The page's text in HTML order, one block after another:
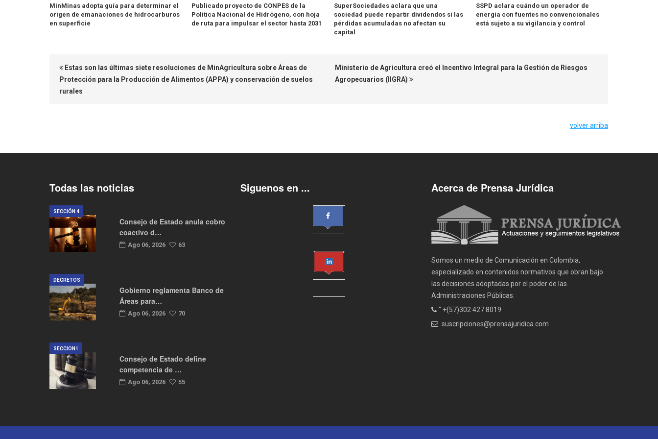
MinMinas adopta guía para determinar el
origen de emanaciones de hidrocarburos
en superficie
Publicado proyecto de CONPES de la
Política Nacional de Hidrógeno, con hoja
de ruta para impulsar el sector hasta 2031
SuperSociedades aclara que una
sociedad puede repartir dividendos si las
pérdidas acumuladas no afectan su
capital
SSPD aclara cuándo un operador de
energía con fuentes no convencionales
está sujeto a su vigilancia y control
Estas son las últimas siete resoluciones de MinAgricultura sobre Áreas de
Protección para la Producción de Alimentos (APPA) y conservación de suelos
rurales
Ministerio de Agricultura creó el Incentivo Integral para la Gestión de Riesgos
Agropecuarios (IIGRA)
volver arriba
Todas las noticias
Consejo de Estado anula cobro
coactivo d…
Ago 06, 2026 63
SECCIÓN 4
Gobierno reglamenta Banco de
Áreas para…
Ago 06, 2026 70
DECRETOS
Consejo de Estado define
competencia de …
Ago 06, 2026 55
SECCION1
Siguenos en ... Acerca de Prensa Jurídica
Somos un medio de Comunicación en Colombia,
especializado en contenidos normativos que obran bajo
las decisiones adoptadas por el poder de las
Administraciones Públicas.
" +(57)302 427 8019
suscripciones@prensajuridica.com